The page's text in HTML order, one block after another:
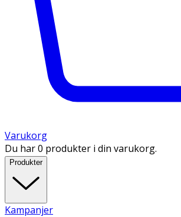
Varukorg
Du har 0 produkter i din varukorg.
Produkter
Kampanjer